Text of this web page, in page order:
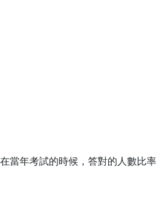
當年考試的時候，答對的人數比率